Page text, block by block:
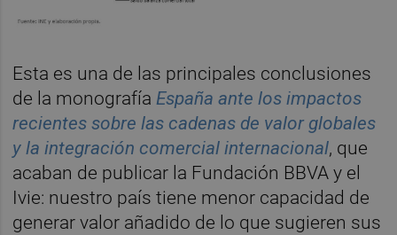
Esta es una de las principales conclusiones
de la monografíaEspaña ante los impactos
recientes sobre las cadenas de valor globales
y la integración comercial internacional, que
acaban de publicar la Fundación BBVA y el
Ivie: nuestro país tiene menor capacidad de
generar valor añadido de lo que sugieren sus